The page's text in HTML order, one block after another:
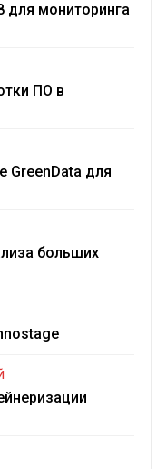
для мониторинга
ПО в
GreenData для
больших